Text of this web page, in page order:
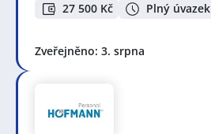
27 500 Kč Plný úvazek
Zveřejněno: 3. srpna